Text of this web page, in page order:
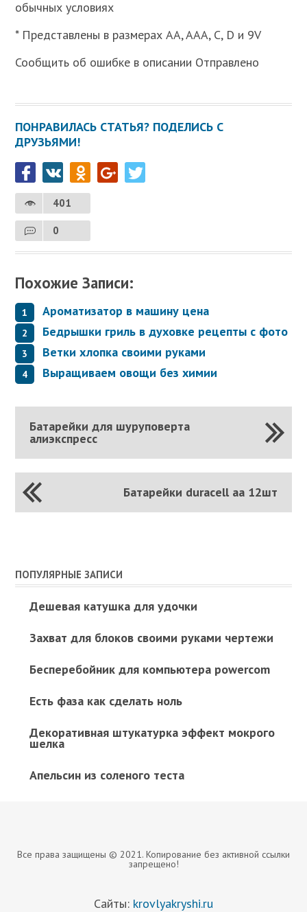
обычных условиях
* Представлены в размерах AA, AAA, C, D и 9V
Сообщить об ошибке в описании Отправлено
ПОНРАВИЛАСЬ СТАТЬЯ? ПОДЕЛИСЬ С
ДРУЗЬЯМИ!
401
0
Похожие Записи:
Ароматизатор в машину цена
Бедрышки гриль в духовке рецепты с фото
Ветки хлопка своими руками
Выращиваем овощи без химии
Батарейки для шуруповерта
алиэкспресс
Батарейки duracell aa 12шт
ПОПУЛЯРНЫЕ ЗАПИСИ
Дешевая катушка для удочки
Захват для блоков своими руками чертежи
Бесперебойник для компьютера powercom
Есть фаза как сделать ноль
Декоративная штукатурка эффект мокрого
шелка
Апельсин из соленого теста
Все права защищены © 2021. Копирование без активной ссылки
запрещено!
Сайты: krovlyakryshi.ru